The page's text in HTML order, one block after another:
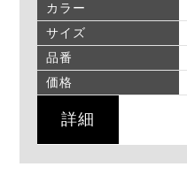
カラー
サイズ
品番
価格
詳細